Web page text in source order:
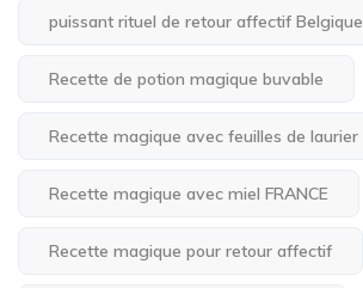
puissant rituel de retour affectif Belgique
Recette de potion magique buvable
Recette magique avec feuilles de laurier
Recette magique avec miel FRANCE
Recette magique pour retour affectif